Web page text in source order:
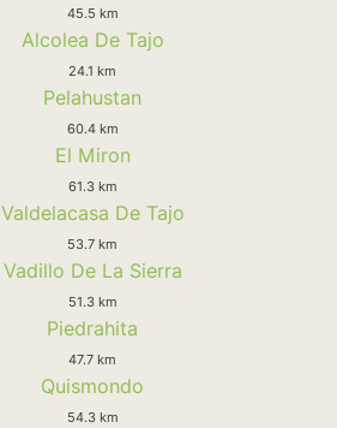
45.5 km
Alcolea De Tajo
24.1 km
Pelahustan
60.4 km
El Miron
61.3 km
Valdelacasa De Tajo
53.7 km
Vadillo De La Sierra
51.3 km
Piedrahita
47.7 km
Quismondo
54.3 km